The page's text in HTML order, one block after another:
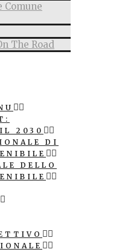
Comune
The Road
2030
DI
DELLO